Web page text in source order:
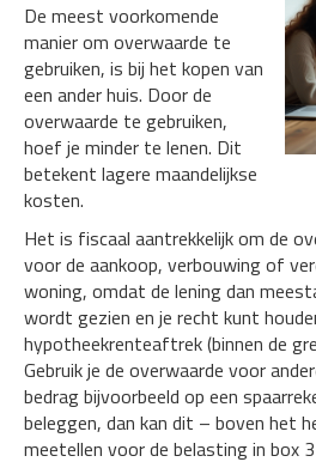
De meest voorkomende
manier om overwaarde te
gebruiken, is bij het kopen van
een ander huis. Door de
overwaarde te gebruiken,
hoef je minder te lenen. Dit
betekent lagere maandelijkse
kosten.
Het is fiscaal aantrekkelijk om de
voor de aankoop, verbouwing of
woning, omdat de lening dan
wordt gezien en je recht kunt
hypotheekrenteaftrek (binnen de
Gebruik je de overwaarde voor
bedrag bijvoorbeeld op een
beleggen, dan kan dit – boven het
meetellen voor de belasting in box